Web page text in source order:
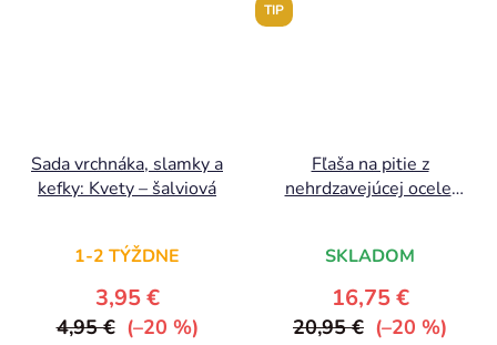
Sada vrchnáka, slamky a
kefky: Kvety – šalviová
1-2 TÝŽDNE
3,95 €
4,95 € (–20 %)
TIP
Fľaša na pitie z
nehrdzavejúcej ocele:
SKLADOM
16,75 €
20,95 € (–20 %)